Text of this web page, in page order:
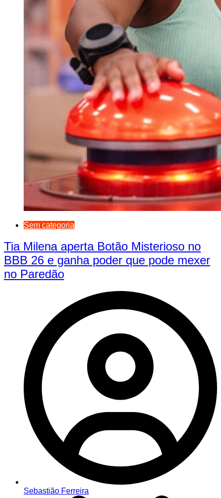
Sem categoria
Tia Milena aperta Botão Misterioso no
BBB 26 e ganha poder que pode mexer
no Paredão
Sebastião Ferreira